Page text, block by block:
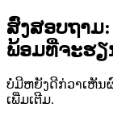
ສົ່ງສອບຖາມ:
ພ້ອມທີ່ຈະຮຽ
ບໍ່ມີຫຍັງດີກ່ວາເຫັນ
ເພີ່ມເຕີມ.